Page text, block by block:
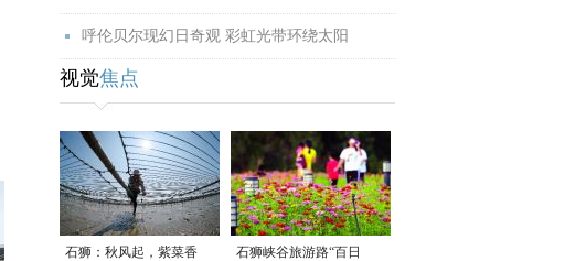
呼伦贝尔现幻日奇观 彩虹光带环绕太阳
视觉焦点
石狮：秋风起，紫菜香 石狮峡谷旅游路“百日